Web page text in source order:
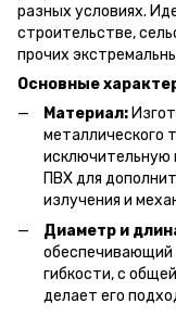
разных условиях.
строительстве,
прочих
Основные
Материал:
металлического
исключительную
ПВХ для
излучения и
Диаметр и
обеспечивающий
гибкости, с
делает его